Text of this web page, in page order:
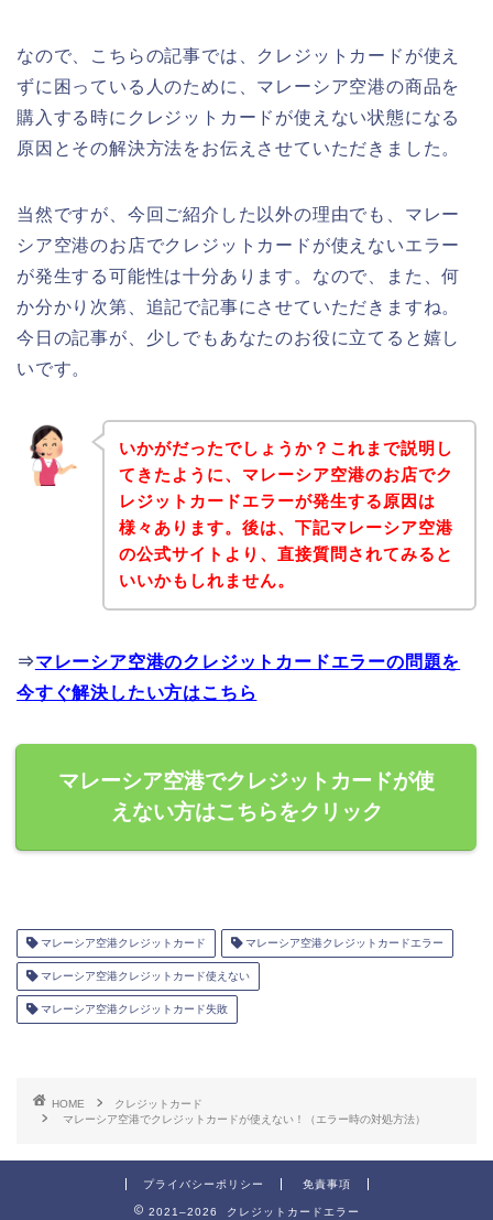
なので、こちらの記事では、クレジットカードが使え
ずに困っている人のために、マレーシア空港の商品を
購入する時にクレジットカードが使えない状態になる
原因とその解決方法をお伝えさせていただきました。
当然ですが、今回ご紹介した以外の理由でも、マレー
シア空港のお店でクレジットカードが使えないエラー
が発生する可能性は十分あります。なので、また、何
か分かり次第、追記で記事にさせていただきますね。
今日の記事が、少しでもあなたのお役に立てると嬉し
いです。
いかがだったでしょうか？これまで説明し
てきたように、マレーシア空港のお店でク
レジットカードエラーが発生する原因は
様々あります。後は、下記マレーシア空港
の公式サイトより、直接質問されてみると
いいかもしれません。
⇒マレーシア空港のクレジットカードエラーの問題を
今すぐ解決したい方はこちら
マレーシア空港でクレジットカードが使
えない方はこちらをクリック
マレーシア空港クレジットカード マレーシア空港クレジットカードエラー
マレーシア空港クレジットカード使えない
マレーシア空港クレジットカード失敗
HOME
クレジットカード
マレーシア空港でクレジットカードが使えない！（エラー時の対処方法）
プライバシーポリシー 免責事項
2021–2026 クレジットカードエラー